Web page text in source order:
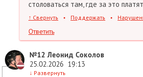
столоваться там, где за это
↑ Свернуть • Поддержать •
Ответить
№12 Леонид Соколов
25.02.2026 19:13
↓ Развернуть